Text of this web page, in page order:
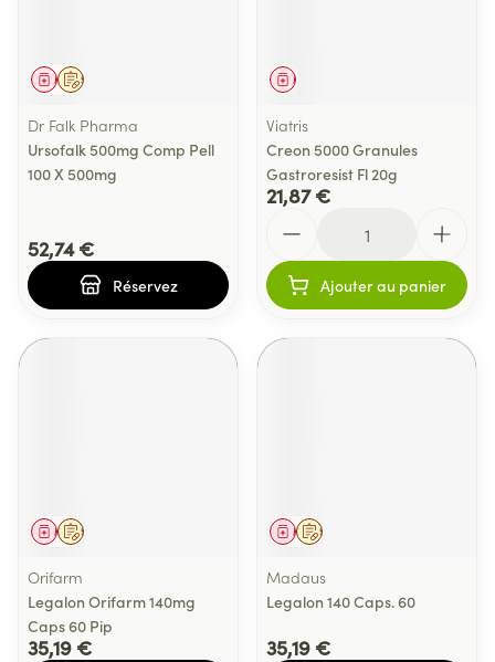
Sur prescription
Médicament
Dr Falk Pharma
Ursofalk 500mg Comp Pell
100 X 500mg
52,74 €
Réservez
Médicament
Viatris
Creon 5000 Granules
Gastroresist Fl 20g
21,87 €
Ajouter au panier
Sur prescription
Médicament
Orifarm
Legalon Orifarm 140mg
Caps 60 Pip
35,19 €
Sur prescription
Médicament
Madaus
Legalon 140 Caps. 60
35,19 €